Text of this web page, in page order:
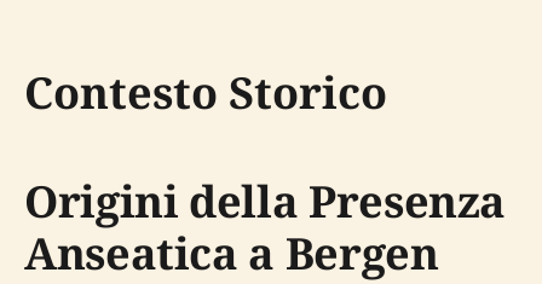
Contesto Storico
Origini della Presenza
Anseatica a Bergen